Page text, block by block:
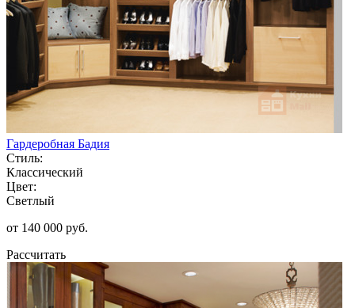
Гардеробная Бадия
Стиль:
Классический
Цвет:
Светлый
от 140 000 руб.
Рассчитать